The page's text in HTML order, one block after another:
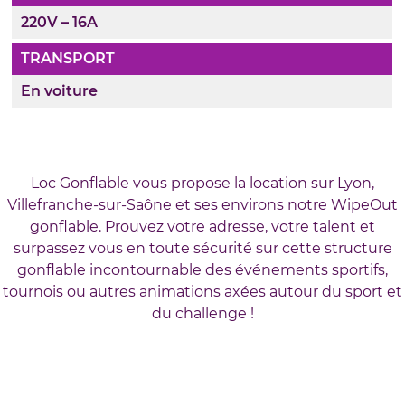
220V – 16A
TRANSPORT
En voiture
Loc Gonflable vous propose la location sur Lyon,
Villefranche-sur-Saône et ses environs notre WipeOut
gonflable. Prouvez votre adresse, votre talent et
surpassez vous en toute sécurité sur cette structure
gonflable incontournable des événements sportifs,
tournois ou autres animations axées autour du sport et
du challenge !